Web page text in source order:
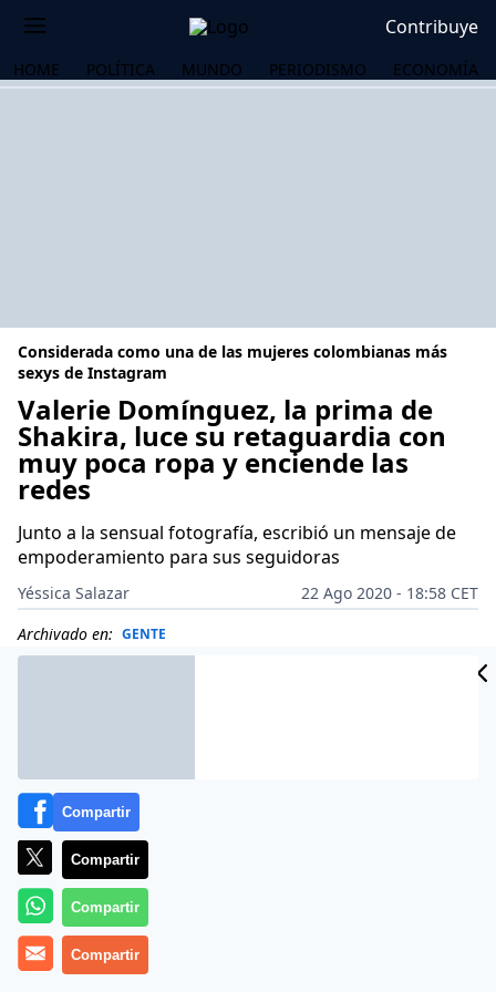
Contribuye
HOME POLÍTICA MUNDO PERIODISMO ECONOMÍA
Considerada como una de las mujeres colombianas más
sexys de Instagram
Valerie Domínguez, la prima de
Shakira, luce su retaguardia con
muy poca ropa y enciende las
redes
Junto a la sensual fotografía, escribió un mensaje de
empoderamiento para sus seguidoras
Yéssica Salazar
22 Ago 2020 - 18:58 CET
Archivado en: GENTE
Compartir
Compartir
Compartir
Compartir